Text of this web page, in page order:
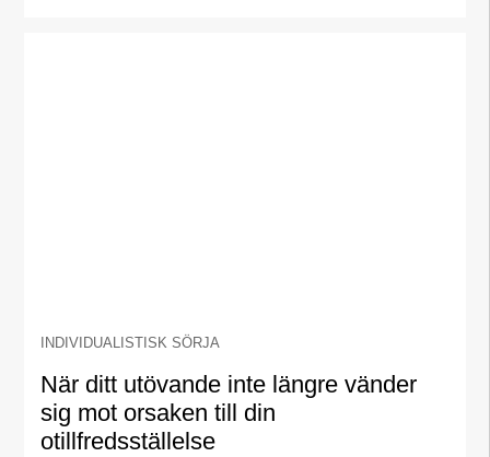
INDIVIDUALISTISK SÖRJA
När ditt utövande inte längre vänder
sig mot orsaken till din
otillfredsställelse